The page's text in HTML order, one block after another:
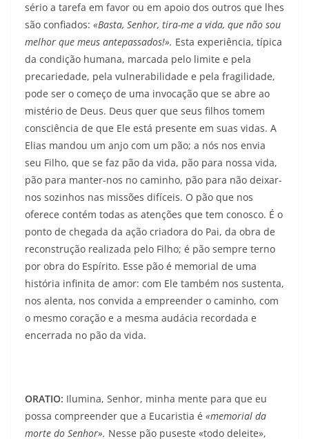
sério a tarefa em favor ou em apoio dos outros que lhes
são confiados: «Basta, Senhor, tira-me a vida, que não sou
melhor que meus antepassados!». Esta experiência, típica
da condição humana, marcada pelo limite e pela
precariedade, pela vulnerabilidade e pela fragilidade,
pode ser o começo de uma invocação que se abre ao
mistério de Deus. Deus quer que seus filhos tomem
consciência de que Ele está presente em suas vidas. A
Elias mandou um anjo com um pão; a nós nos envia
seu Filho, que se faz pão da vida, pão para nossa vida,
pão para manter-nos no caminho, pão para não deixar-
nos sozinhos nas missões difíceis. O pão que nos
oferece contém todas as atenções que tem conosco. É o
ponto de chegada da ação criadora do Pai, da obra de
reconstrução realizada pelo Filho; é pão sempre terno
por obra do Espírito. Esse pão é memorial de uma
história infinita de amor: com Ele também nos sustenta,
nos alenta, nos convida a empreender o caminho, com
o mesmo coração e a mesma audácia recordada e
encerrada no pão da vida.
ORATIO: Ilumina, Senhor, minha mente para que eu
possa compreender que a Eucaristia é «memorial da
morte do Senhor». Nesse pão puseste «todo deleite»,